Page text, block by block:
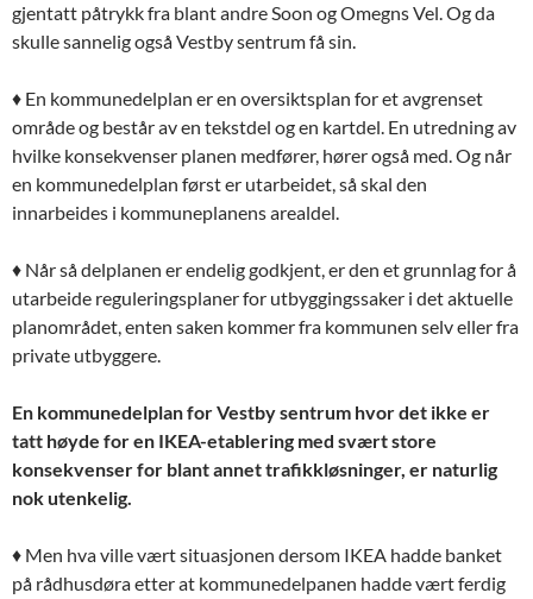
gjentatt påtrykk fra blant andre Soon og Omegns Vel. Og da
skulle sannelig også Vestby sentrum få sin.
♦ En kommunedelplan er en oversiktsplan for et avgrenset
område og består av en tekstdel og en kartdel. En utredning av
hvilke konsekvenser planen medfører, hører også med. Og når
en kommunedelplan først er utarbeidet, så skal den
innarbeides i kommuneplanens arealdel.
♦ Når så delplanen er endelig godkjent, er den et grunnlag for å
utarbeide reguleringsplaner for utbyggingssaker i det aktuelle
planområdet, enten saken kommer fra kommunen selv eller fra
private utbyggere.
En kommunedelplan for Vestby sentrum hvor det ikke er
tatt høyde for en IKEA-etablering med svært store
konsekvenser for blant annet trafikkløsninger, er naturlig
nok utenkelig.
♦ Men hva ville vært situasjonen dersom IKEA hadde banket
på rådhusdøra etter at kommunedelpanen hadde vært ferdig